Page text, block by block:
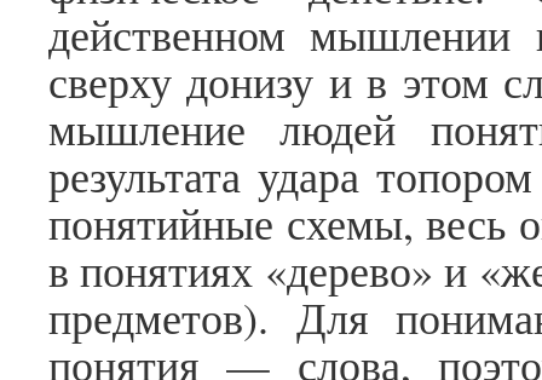
действенном мышлении
сверху донизу и в этом
мышление людей
результата удара
понятийные схемы, весь
в понятиях «дерево» и
предметов). Для
понятия — слова,